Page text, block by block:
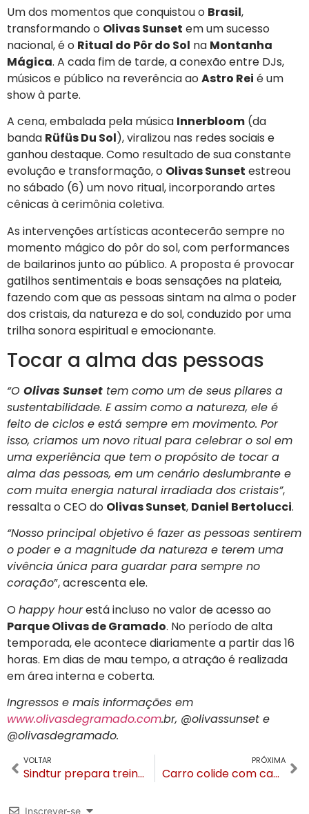
Um dos momentos que conquistou o Brasil,
transformando o Olivas Sunset em um sucesso
nacional, é o Ritual do Pôr do Sol na Montanha
Mágica. A cada fim de tarde, a conexão entre DJs,
músicos e público na reverência aoAstro Rei é um
show à parte.
A cena, embalada pela música Innerbloom (da
banda Rüfüs Du Sol), viralizou nas redes sociais e
ganhou destaque. Como resultado de sua constante
evolução e transformação, o Olivas Sunset estreou
no sábado (6) um novo ritual, incorporando artes
cênicas à cerimônia coletiva.
As intervenções artísticas acontecerão sempre no
momento mágico do pôr do sol, com performances
de bailarinos junto ao público. A proposta é provocar
gatilhos sentimentais e boas sensações na plateia,
fazendo com que as pessoas sintam na alma o poder
dos cristais, da natureza e do sol, conduzido por uma
trilha sonora espiritual e emocionante.
Tocar a alma das pessoas
“O Olivas Sunset tem como um de seus pilares a
sustentabilidade. E assim como a natureza, ele é
feito de ciclos e está sempre em movimento. Por
isso, criamos um novo ritual para celebrar o sol em
uma experiência que tem o propósito de tocar a
alma das pessoas, em um cenário deslumbrante e
com muita energia natural irradiada dos cristais”,
ressalta o CEO do Olivas Sunset, Daniel Bertolucci.
“Nosso principal objetivo é fazer as pessoas sentirem
o poder e a magnitude da natureza e terem uma
vivência única para guardar para sempre no
coração”, acrescenta ele.
Ohappy hourestá incluso no valor de acesso ao
Parque Olivas de Gramado. No período de alta
temporada, ele acontece diariamente a partir das 16
horas. Em dias de mau tempo, a atração é realizada
em área interna e coberta.
Ingressos e mais informações em
www.olivasdegramado.com.br, @olivassunset e
@olivasdegramado.
VOLTAR
Sindtur prepara treinamento internacional para o setor de turismo em Gramado
PRÓXIMA
Carro colide com caminhão na RS-115 e deixa dois feridos em Gramado
Inscrever-se